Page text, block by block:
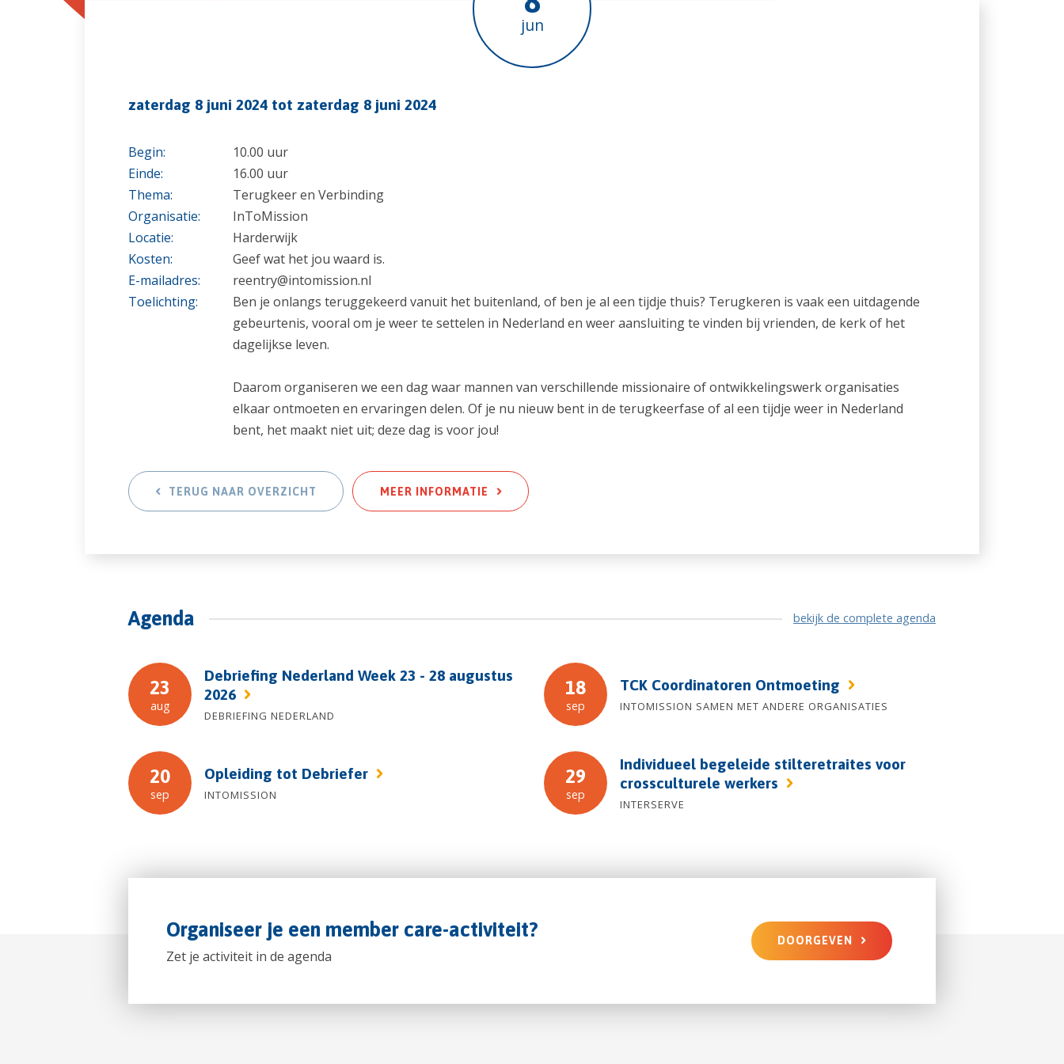
jun
zaterdag 8 juni 2024 tot zaterdag 8 juni 2024
Begin:
10.00 uur
Einde:
16.00 uur
Thema:
Terugkeer en Verbinding
Organisatie:
InToMission
Locatie:
Harderwijk
Kosten:
Geef wat het jou waard is.
E-mailadres:
reentry@intomission.nl
Toelichting:
Ben je onlangs teruggekeerd vanuit het buitenland, of ben je al een tijdje thuis? Terugkeren is vaak een uitdagende
gebeurtenis, vooral om je weer te settelen in Nederland en weer aansluiting te vinden bij vrienden, de kerk of het
dagelijkse leven.
Daarom organiseren we een dag waar mannen van verschillende missionaire of ontwikkelingswerk organisaties
elkaar ontmoeten en ervaringen delen. Of je nu nieuw bent in de terugkeerfase of al een tijdje weer in Nederland
bent, het maakt niet uit; deze dag is voor jou!
TERUG NAAR OVERZICHT MEER INFORMATIE
Agenda bekijk de complete agenda
23
aug
Debriefing Nederland Week 23 - 28 augustus
2026
DEBRIEFING NEDERLAND
18
sep
TCK Coordinatoren Ontmoeting
INTOMISSION SAMEN MET ANDERE ORGANISATIES
20
sep
Opleiding tot Debriefer
INTOMISSION
29
sep
Individueel begeleide stilteretraites voor
crossculturele werkers
INTERSERVE
Organiseer je een member care-activiteit?
Zet je activiteit in de agenda
DOORGEVEN